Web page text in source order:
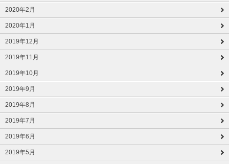
2020年2月
2020年1月
2019年12月
2019年11月
2019年10月
2019年9月
2019年8月
2019年7月
2019年6月
2019年5月